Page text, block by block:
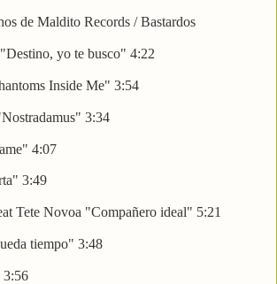
de Maldito Records / Bastardos
yo te busco" 4:22
Inside Me" 3:54
3:34
4:07
3:49
Tete Novoa "Compañero ideal" 5:21
tiempo" 3:48
3:56